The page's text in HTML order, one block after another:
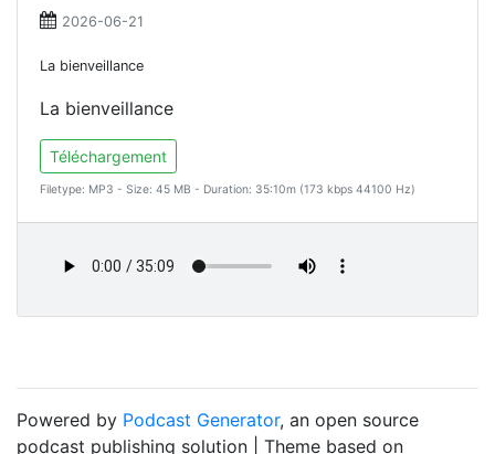
2026-06-21
La bienveillance
La bienveillance
Téléchargement
Filetype: MP3 - Size: 45 MB - Duration: 35:10m (173 kbps 44100 Hz)
Powered by Podcast Generator, an open source
podcast publishing solution | Theme based on